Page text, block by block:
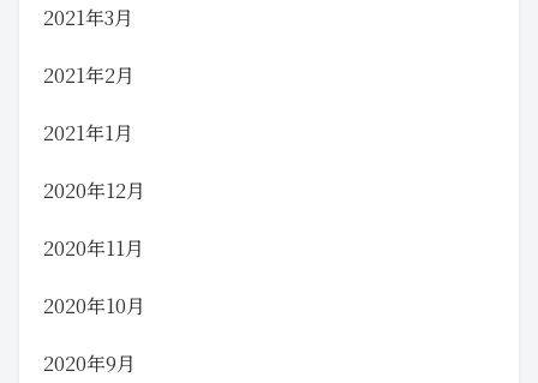
2021年3月
2021年2月
2021年1月
2020年12月
2020年11月
2020年10月
2020年9月